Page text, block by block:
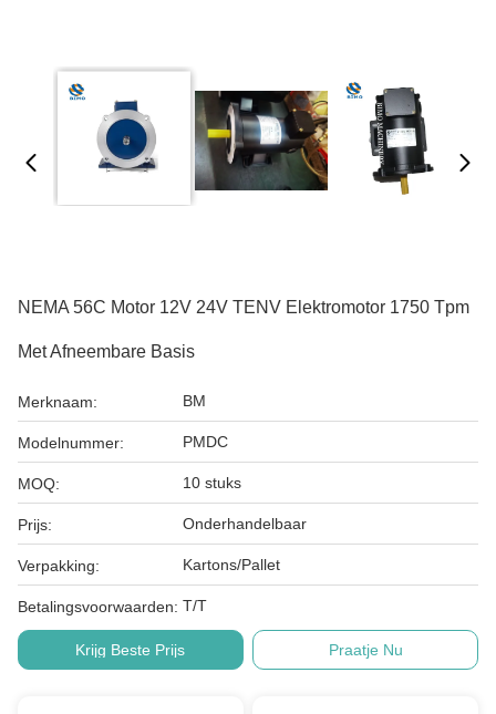
NEMA 56C Motor 12V 24V TENV Elektromotor 1750 Tpm
Met Afneembare Basis
Merknaam: BM
Modelnummer: PMDC
MOQ: 10 stuks
Prijs: Onderhandelbaar
Verpakking: Kartons/Pallet
Betalingsvoorwaarden: T/T
Krijg Beste Prijs Praatje Nu